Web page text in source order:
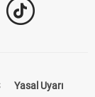
Yasal Uyarı